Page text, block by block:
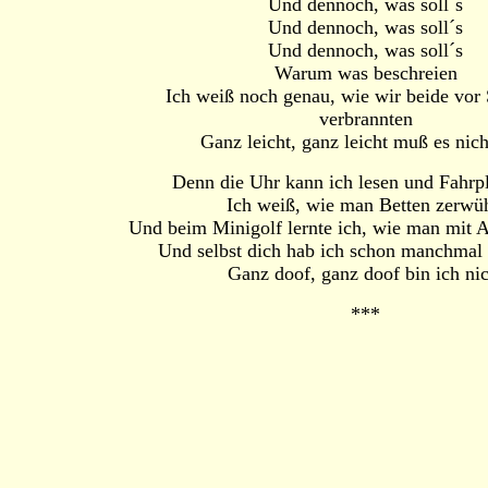
Und dennoch, was soll´s
Und dennoch, was soll´s
Und dennoch, was soll´s
Warum was beschreien
Ich weiß noch genau, wie wir beide vor
verbrannten
Ganz leicht, ganz leicht muß es
Denn die Uhr kann ich lesen und
Ich weiß, wie man Betten
Und beim Minigolf lernte ich, wie man mit
Und selbst dich hab ich schon manchmal
Ganz doof, ganz doof bin ich
***